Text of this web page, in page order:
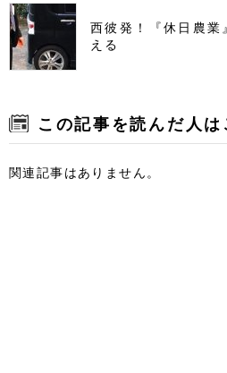
西彼発！『休日農
える
この記事を読んだ人
関連記事はありません。